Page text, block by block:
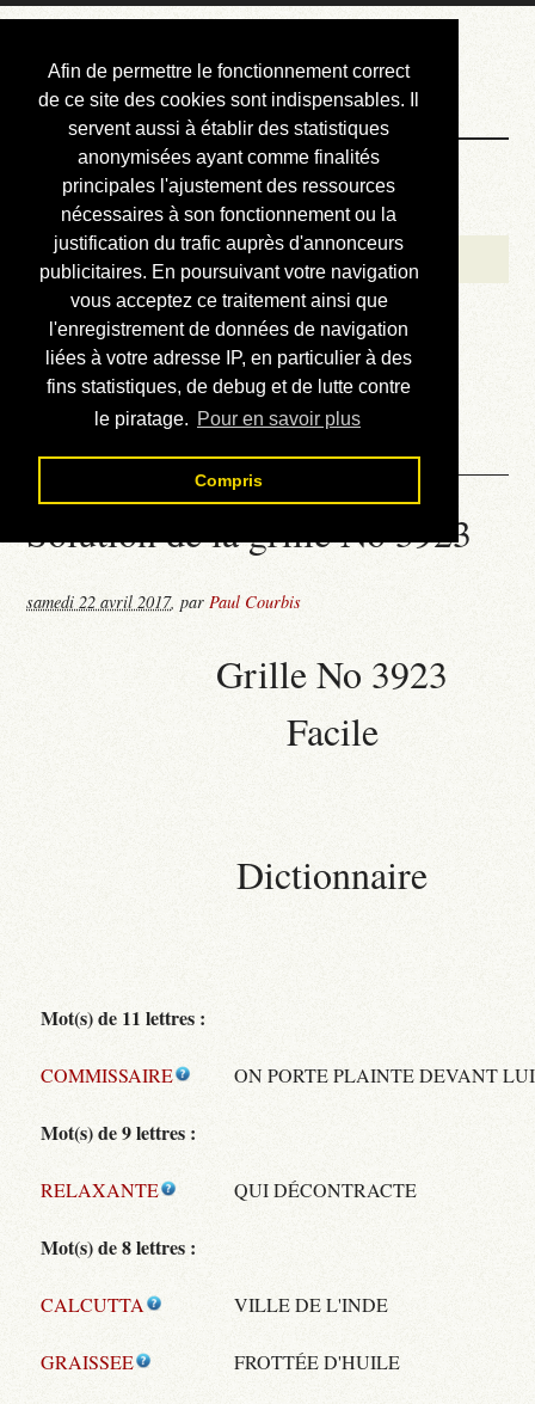
Afin de permettre le fonctionnement correct
de ce site des cookies sont indispensables. Il
servent aussi à établir des statistiques
anonymisées ayant comme finalités
principales l'ajustement des ressources
nécessaires à son fonctionnement ou la
justification du trafic auprès d'annonceurs
publicitaires. En poursuivant votre navigation
vous acceptez ce traitement ainsi que
l'enregistrement de données de navigation
liées à votre adresse IP, en particulier à des
fins statistiques, de debug et de lutte contre
le piratage. Pour en savoir plus
Compris
Courbis, « LE »
Blog Officiel
Bienvenue
Réalisations
Divers (et d’été)
Annonces
Liens externes
Téléchargement
Contact
Solution de la grille No 3923
samedi 22 avril 2017,parPaul Courbis
Grille No 3923
Facile
Dictionnaire
Mot(s) de 11 lettres :
COMMISSAIRE ON PORTE PLAINTE DEVANT LUI
Mot(s) de 9 lettres :
RELAXANTE QUI DÉCONTRACTE
Mot(s) de 8 lettres :
CALCUTTA VILLE DE L'INDE
GRAISSEE FROTTÉE D'HUILE